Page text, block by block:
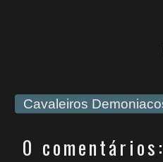
Cavaleiros
0 comentários: